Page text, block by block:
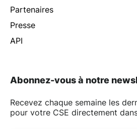
Partenaires
Presse
API
Abonnez-vous à notre
Recevez chaque semaine les
pour votre CSE directement